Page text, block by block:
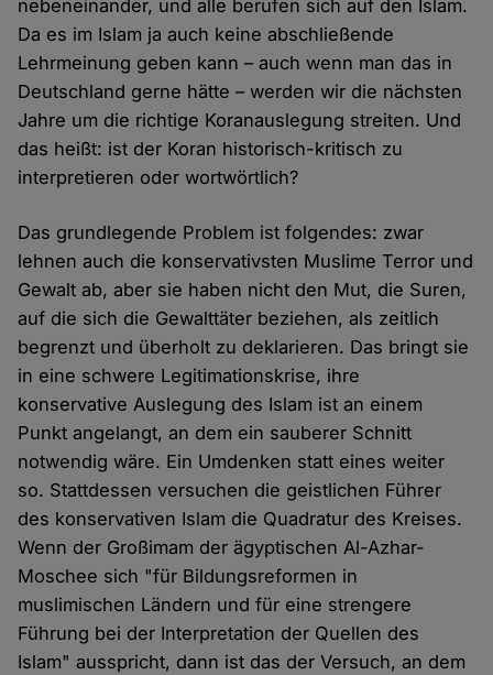
nebeneinander, und alle berufen sich auf den Islam.
Da es im Islam ja auch keine abschließende
Lehrmeinung geben kann – auch wenn man das in
Deutschland gerne hätte – werden wir die nächsten
Jahre um die richtige Koranauslegung streiten. Und
das heißt: ist der Koran historisch-kritisch zu
interpretieren oder wortwörtlich?
Das grundlegende Problem ist folgendes: zwar
lehnen auch die konservativsten Muslime Terror und
Gewalt ab, aber sie haben nicht den Mut, die Suren,
auf die sich die Gewalttäter beziehen, als zeitlich
begrenzt und überholt zu deklarieren. Das bringt sie
in eine schwere Legitimationskrise, ihre
konservative Auslegung des Islam ist an einem
Punkt angelangt, an dem ein sauberer Schnitt
notwendig wäre. Ein Umdenken statt eines weiter
so. Stattdessen versuchen die geistlichen Führer
des konservativen Islam die Quadratur des Kreises.
Wenn der Großimam der ägyptischen Al-Azhar-
Moschee sich "für Bildungsreformen in
muslimischen Ländern und für eine strengere
Führung bei der Interpretation der Quellen des
Islam" ausspricht, dann ist das der Versuch, an dem